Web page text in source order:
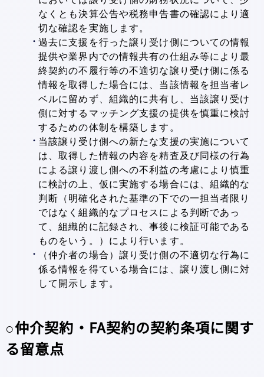
なくとも決算公告や税務申告書の確認により適
切な確認を実施します。
過去に支援を行った譲り受け側についての情報
提供や業界内での情報共有の仕組み等により最
終契約の不履行等の不適切な譲り受け側に係る
情報を取得した場合には、当該情報を担当者レ
ベルに留めず、組織的に共有し、当該譲り受け
側に対するマッチング支援の提供を慎重に検討
するための体制を構築します。
当該譲り受け側への新たな支援の実施について
は、取得した情報の内容を精査及び同様の行為
による譲り渡し側への不利益の考慮により慎重
に検討の上、仮に実施する場合には、組織的な
判断（明確化された基準の下での一担当者限り
ではなく組織的なプロセスによる判断であっ
て、組織的に記録され、事後に検証可能である
ものをいう。）により行います。
（仲介者の場合）譲り受け側の不適切な行為に
係る情報を得ている場合には、譲り渡し側に対
して開示します。
○仲介契約・FA契約の契約条項に関す
る留意点